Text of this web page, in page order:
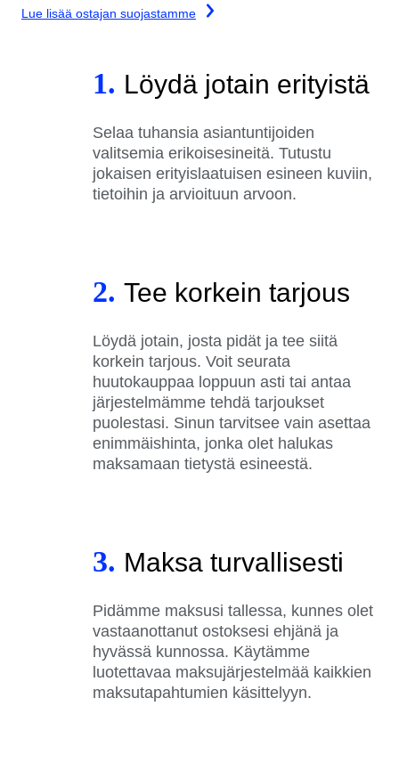
Lue lisää ostajan suojastamme
1. Löydä jotain erityistä
Selaa tuhansia asiantuntijoiden
valitsemia erikoisesineitä. Tutustu
jokaisen erityislaatuisen esineen kuviin,
tietoihin ja arvioituun arvoon.
2. Tee korkein tarjous
Löydä jotain, josta pidät ja tee siitä
korkein tarjous. Voit seurata
huutokauppaa loppuun asti tai antaa
järjestelmämme tehdä tarjoukset
puolestasi. Sinun tarvitsee vain asettaa
enimmäishinta, jonka olet halukas
maksamaan tietystä esineestä.
3. Maksa turvallisesti
Pidämme maksusi tallessa, kunnes olet
vastaanottanut ostoksesi ehjänä ja
hyvässä kunnossa. Käytämme
luotettavaa maksujärjestelmää kaikkien
maksutapahtumien käsittelyyn.